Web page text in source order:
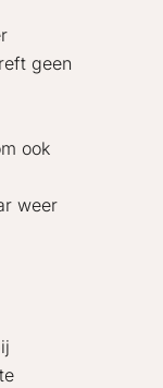
geen
ook
weer